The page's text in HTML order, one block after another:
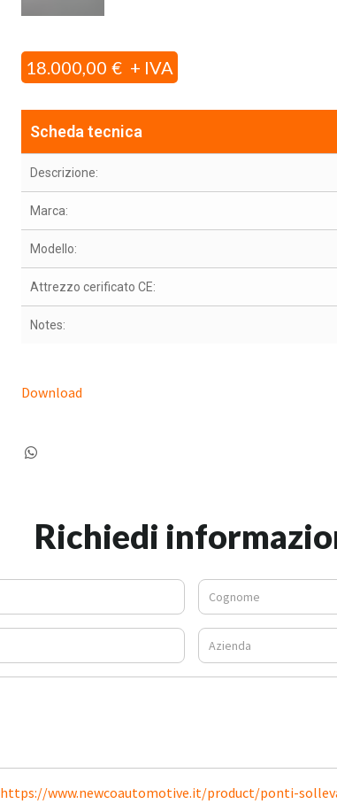
18.000,00 €
Scheda tecnica
Descrizione:
Marca:
Modello:
Attrezzo cerificato CE:
Notes:
Download
Richiedi
https://www.newcoautomotive.it/product/ponti-